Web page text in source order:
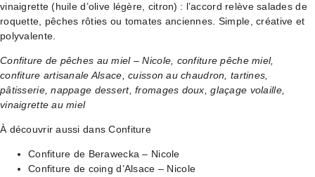
vinaigrette (huile d’olive légère, citron) : l’accord relève salades de
roquette, pêches rôties ou tomates anciennes. Simple, créative et
polyvalente.
Confiture de pêches au miel – Nicole, confiture pêche miel,
confiture artisanale Alsace, cuisson au chaudron, tartines,
pâtisserie, nappage dessert, fromages doux, glaçage volaille,
vinaigrette au miel
À découvrir aussi dans Confiture
Confiture de Berawecka – Nicole
Confiture de coing d’Alsace – Nicole